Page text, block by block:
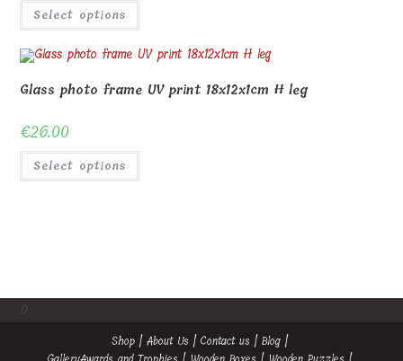
Select options
Glass photo frame UV print 18x12x1cm H leg
€26.00
Select options
0
Shop About Us Contact us
Blog